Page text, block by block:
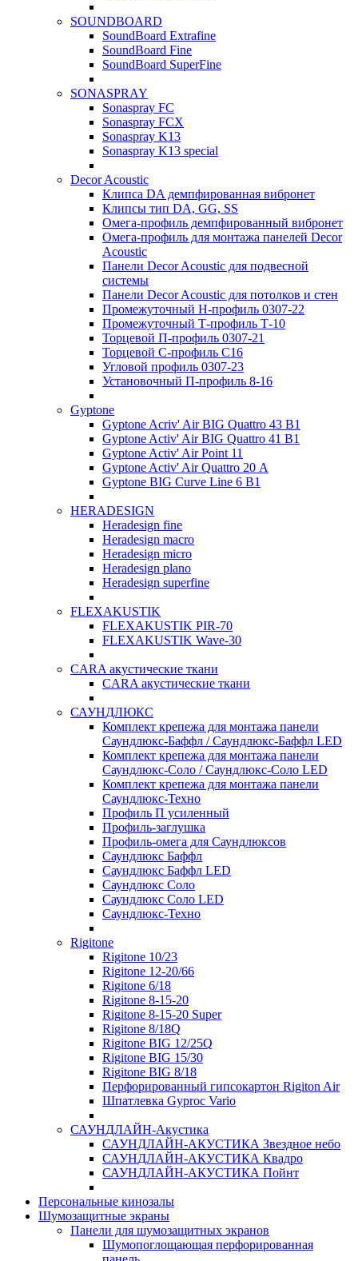
SOUNDBOARD
SoundBoard Extrafine
SoundBoard Fine
SoundBoard SuperFine
SONASPRAY
Sonaspray FC
Sonaspray FCX
Sonaspray K13
Sonaspray K13 special
Decor Acoustic
Клипса DA демпфированная вибронет
Клипсы тип DA, GG, SS
Омега-профиль демпфированный вибронет
Омега-профиль для монтажа панелей Decor
Acoustic
Панели Decor Acoustic для подвесной
системы
Панели Decor Acoustic для потолков и стен
Промежуточный Н-профиль 0307-22
Промежуточный Т-профиль Т-10
Торцевой П-профиль 0307-21
Торцевой С-профиль С16
Угловой профиль 0307-23
Установочный П-профиль 8-16
Gyptone
Gyptone Acriv' Air BIG Quattro 43 В1
Gyptone Activ' Air BIG Quattro 41 B1
Gyptone Activ' Air Point 11
Gyptone Activ' Air Quattro 20 А
Gyptone BIG Curve Line 6 B1
HERADESIGN
Heradesign fine
Heradesign macro
Heradesign micro
Heradesign plano
Heradesign superfine
FLEXAKUSTIK
FLEXAKUSTIK PIR-70
FLEXAKUSTIK Wave-30
CARA акустические ткани
CARA акустические ткани
САУНДЛЮКС
Комплект крепежа для монтажа панели
Саундлюкс-Баффл / Саундлюкс-Баффл LED
Комплект крепежа для монтажа панели
Саундлюкс-Соло / Саундлюкс-Соло LED
Комплект крепежа для монтажа панели
Саундлюкс-Техно
Профиль П усиленный
Профиль-заглушка
Профиль-омега для Саундлюксов
Саундлюкс Баффл
Саундлюкс Баффл LED
Саундлюкс Соло
Саундлюкс Соло LED
Саундлюкс-Техно
Rigitone
Rigitone 10/23
Rigitone 12-20/66
Rigitone 6/18
Rigitone 8-15-20
Rigitone 8-15-20 Super
Rigitone 8/18Q
Rigitone BIG 12/25Q
Rigitone BIG 15/30
Rigitone BIG 8/18
Перфорированный гипсокартон Rigiton Air
Шпатлевка Gyproc Vario
САУНДЛАЙН-Акустика
САУНДЛАЙН-АКУСТИКА Звездное небо
САУНДЛАЙН-АКУСТИКА Квадро
САУНДЛАЙН-АКУСТИКА Пойнт
Персональные кинозалы
Шумозащитные экраны
Панели для шумозащитных экранов
Шумопоглощающая перфорированная